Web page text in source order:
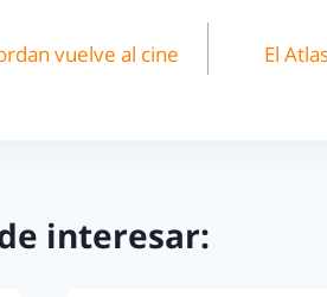
vuelve al cine
El
interesar: